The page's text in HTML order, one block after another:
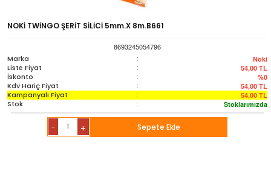
NOKİ TWİNGO ŞERİT SİLİCİ 5mm.X 8m.B661
8693245054796
Marka
: Noki
Liste Fiyat : 54,00 TL
İskonto : %0
Kdv Hariç Fiyat : 54,00 TL
Kampanyalı Fiyat : 54,00 TL
Stok : Stoklarımızda
- + Sepete Ekle